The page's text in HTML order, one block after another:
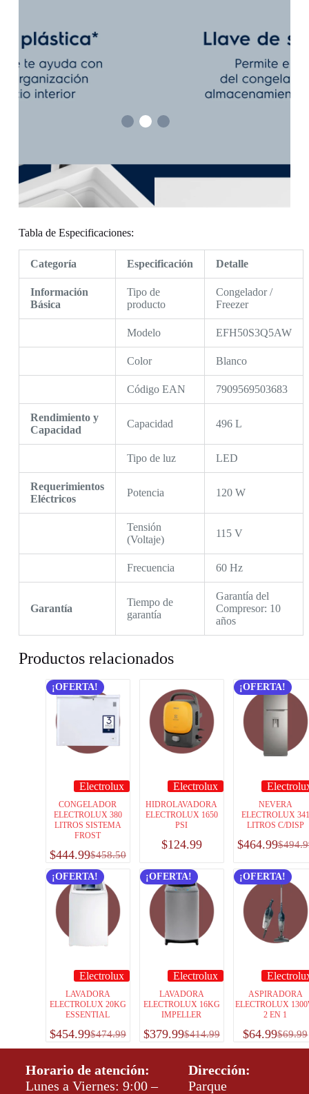
Tabla de Especificaciones:
Categoría Especificación Detalle
Información
Básica
Tipo de
producto
Congelador /
Freezer
Modelo EFH50S3Q5AW
Color Blanco
Código EAN 7909569503683
Rendimiento y
Capacidad
Capacidad 496 L
Tipo de luz LED
Requerimientos
Eléctricos
Potencia 120 W
Tensión
(Voltaje)
115 V
Frecuencia 60 Hz
Garantía
Tiempo de
garantía
Garantía del
Compresor: 10
años
Productos relacionados
¡OFERTA!
Electrolux
CONGELADOR
ELECTROLUX 380
LITROS SISTEMA
FROST
$458.50
$444.99
Electrolux
HIDROLAVADORA
ELECTROLUX 1650
PSI
$124.99
¡OFERTA!
NEVERA
ELECTROLUX 341
LITROS C/DISP
$
$464.99
¡OFERTA!
Electrolux
LAVADORA
ELECTROLUX 20KG
ESSENTIAL
$474.99
$454.99
¡OFERTA!
Electrolux
LAVADORA
ELECTROLUX 16KG
IMPELLER
$414.99
$379.99
¡OFERTA!
ASPIRADORA
ELECTROLUX
2 EN 1
$69.99
$64.99
Horario de atención:
Lunes a Viernes: 9:00 –
Dirección:
Parque